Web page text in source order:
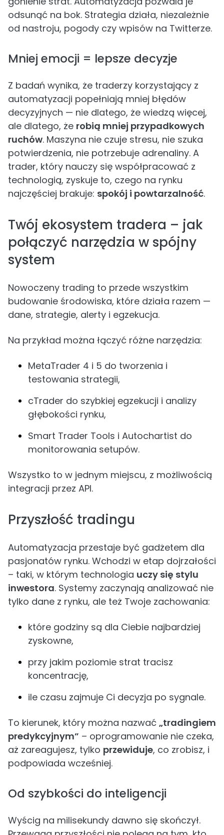
odsunąć na bok. Strategia działa, niezależnie
od nastroju, pogody czy wpisów na Twitterze.
Mniej emocji = lepsze decyzje
Z badań wynika, że traderzy korzystający z
automatyzacji popełniają mniej błędów
decyzyjnych — nie dlatego, że wiedzą więcej,
ale dlatego, że robią mniej przypadkowych
ruchów. Maszyna nie czuje stresu, nie szuka
potwierdzenia, nie potrzebuje adrenaliny. A
trader, który nauczy się współpracować z
technologią, zyskuje to, czego na rynku
najczęściej brakuje: spokój i powtarzalność.
Twój ekosystem tradera – jak
połączyć narzędzia w spójny
system
Nowoczeny trading to przede wszystkim
budowanie środowiska, które działa razem —
dane, strategie, alerty i egzekucja.
Na przykład można łączyć różne narzędzia:
MetaTrader 4 i 5 do tworzenia i
testowania strategii,
cTrader do szybkiej egzekucji i analizy
głębokości rynku,
Smart Trader Tools i Autochartist do
monitorowania setupów.
Wszystko to w jednym miejscu, z możliwością
integracji przez API.
Przyszłość tradingu
Automatyzacja przestaje być gadżetem dla
pasjonatów rynku. Wchodzi w etap dojrzałości
– taki, w którym technologia uczy się stylu
inwestora. Systemy zaczynają analizować nie
tylko dane z rynku, ale też Twoje zachowania:
które godziny są dla Ciebie najbardziej
zyskowne,
przy jakim poziomie strat tracisz
koncentrację,
ile czasu zajmuje Ci decyzja po sygnale.
To kierunek, który można nazwać „tradingiem
predykcyjnym” – oprogramowanie nie czeka,
aż zareagujesz, tylko przewiduje, co zrobisz, i
podpowiada wcześniej.
Od szybkości do inteligencji
Wyścig na milisekundy dawno się skończył.